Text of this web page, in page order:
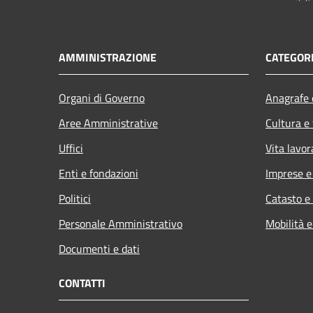
AMMINISTRAZIONE
Organi di Governo
Aree Amministrative
Uffici
Enti e fondazioni
Politici
Personale Amministrativo
Documenti e dati
Cultura
Vita
Imprese
Catasto
Mobilità
CONTATTI